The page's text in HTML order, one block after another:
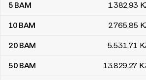
5 BAM 1.382,93
10 BAM 2.765,85
20 BAM 5.531,71
50 BAM 13.829,27